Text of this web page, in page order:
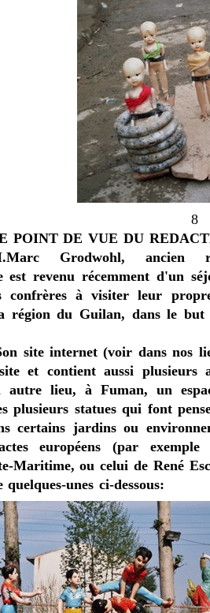
8
POINT DE VUE DU
Grodwohl, ancien
est revenu récemment d'un
confrères à visiter leur
région du Guilan, dans le but
site internet (voir dans nos
et contient aussi plusieurs
autre lieu, à Fuman, un
plusieurs statues qui font
certains jardins ou
européens (par
Maritime, ou celui de René
quelques-unes ci-dessous: